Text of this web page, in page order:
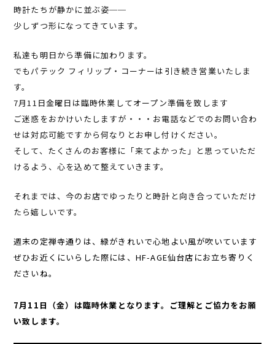
時計たちが静かに並ぶ姿──
少しずつ形になってきています。
私達も明日から準備に加わります。
でもパテック フィリップ・コーナーは引き続き営業いたしま
す。
7月11日金曜日は臨時休業してオープン準備を致します
ご迷惑をおかけいたしますが・・・お電話などでのお問い合わ
せは対応可能ですから何なりとお申し付けください。
そして、たくさんのお客様に「来てよかった」と思っていただ
けるよう、心を込めて整えていきます。
それまでは、今のお店でゆったりと時計と向き合っていただけ
たら嬉しいです。
週末の定禅寺通りは、緑がきれいで心地よい風が吹いています
ぜひお近くにいらした際には、HF-AGE仙台店にお立ち寄りく
ださいね。
7月11日（金）は臨時休業となります。ご理解とご協力をお願
い致します。